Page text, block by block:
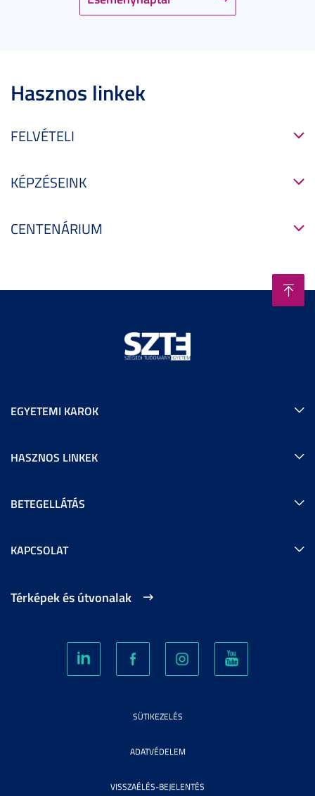
Hasznos linkek
FELVÉTELI
KÉPZÉSEINK
CENTENÁRIUM
EGYETEMI KAROK
HASZNOS LINKEK
BETEGELLÁTÁS
KAPCSOLAT
Térképek és útvonalak
SÜTIKEZELÉS
ADATVÉDELEM
VISSZAÉLÉS-BEJELENTÉS